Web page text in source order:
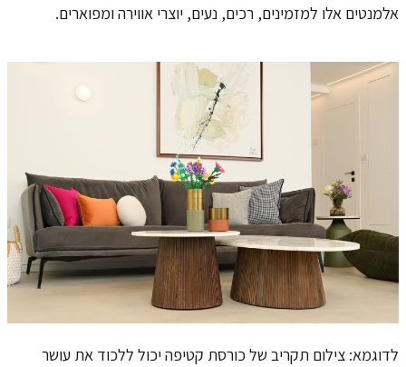
אלמנטים אלו למזמינים, רכים, נעים, יוצרי אווירה ומפוארים.
לדוגמא: צילום תקריב של כורסת קטיפה יכול ללכוד את עושר